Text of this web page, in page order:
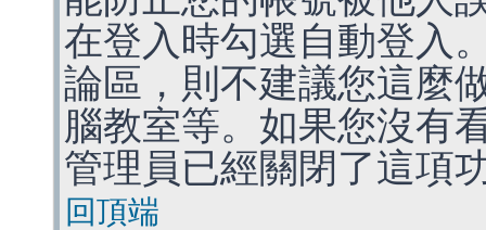
在登入時勾選自動登入
論區，則不建議您這麼
腦教室等。如果您沒有
管理員已經關閉了這項
回頂端